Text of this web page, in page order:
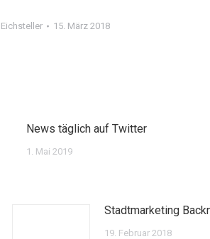
15. März 2018
News täglich auf Twitter
1. Mai 2019
Stadtmarketing
19. Februar 2018